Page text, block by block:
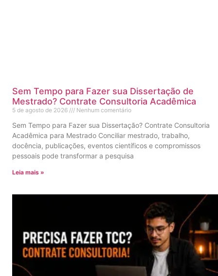
Sem Tempo para Fazer sua Dissertação de
Mestrado? Contrate Consultoria Acadêmica
5 de agosto de 2026 Nenhum comentário
Sem Tempo para Fazer sua Dissertação? Contrate Consultoria
Acadêmica para Mestrado Conciliar mestrado, trabalho,
docência, publicações, eventos científicos e compromissos
pessoais pode transformar a pesquisa
Leia mais »